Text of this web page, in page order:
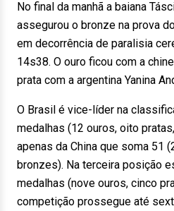
No final da manhã a baiana
assegurou o bronze na prova
em decorrência de paralisia
14s38. O ouro ficou com a
prata com a argentina Yanina
O Brasil é vice-líder na
medalhas (12 ouros, oito
apenas da China que soma 51
bronzes). Na terceira posição
medalhas (nove ouros, cinco
competição prossegue até